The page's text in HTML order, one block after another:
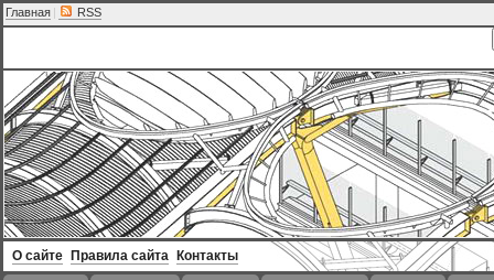
Главная | RSS
О сайте Правила сайта Контакты